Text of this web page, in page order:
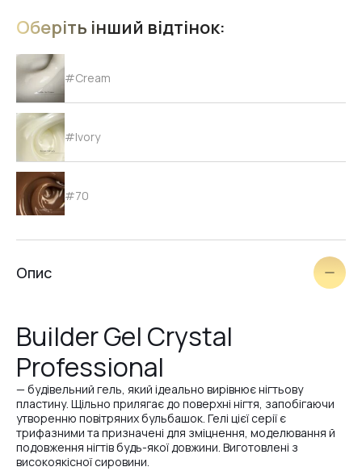
Оберіть інший відтінок:
#Cream
#Ivory
#70
#67
#8
Опис
Builder Gel Crystal
Professional
— будівельний гель, який ідеально вирівнює нігтьову
пластину. Щільно прилягає до поверхні нігтя, запобігаючи
утворенню повітряних бульбашок. Гелі цієї серії є
трифазними та призначені для зміцнення, моделювання й
подовження нігтів будь-якої довжини. Виготовлені з
високоякісної сировини.